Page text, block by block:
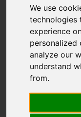
We use
technologies
experience
personalized
analyze our
understand
from.
Autentsed
Erinevaid
diivanikate,
istmekate,